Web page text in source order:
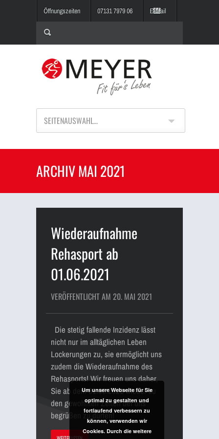
Öffnungszeiten 07131 7979 06 E-Mail
SEITENAUSWAHL...
ARCHIV MAI 2021
Wiederaufnahme
Rehasport ab
01.06.2021
VERÖFFENTLICHT AM 20. MAI 2021
Die stetig fallende Inzidenz lässt
nicht nur im alltäglichen Leben
Lockerungen zu, sie ermöglicht uns
zudem die Wiederaufnahme des
Rehasports! Wir freuen uns daher,
Sie ab dem 01.06.2021 wieder zu
den gewohnten Zeiten bei uns
begrüßen zu dürfen!
Um unsere Webseite für Sie
optimal zu gestalten und
fortlaufend verbessern zu
können, verwenden wir
Cookies. Durch die weitere